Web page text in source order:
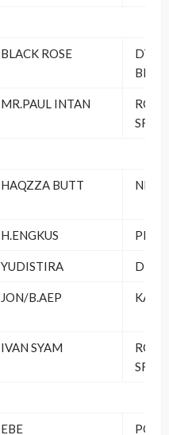
BLACK ROSE
DT
MR.PAUL INTAN
SF
HAQZZA BUTT NRD
H.ENGKUS
YUDISTIRA
JON/B.AEP
IVAN SYAM
SF
EBE